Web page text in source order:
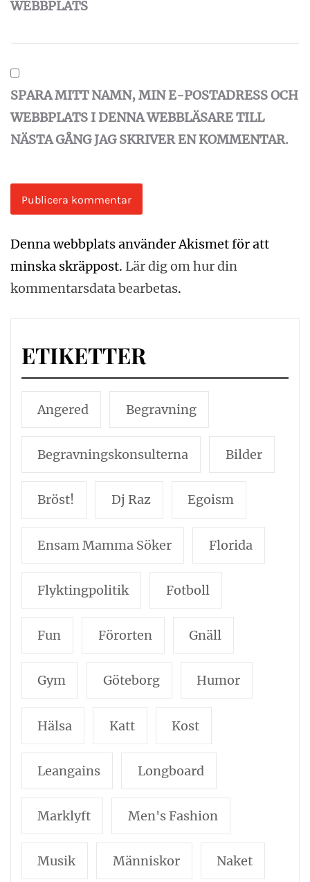
WEBBPLATS
SPARA MITT NAMN, MIN E-POSTADRESS OCH
WEBBPLATS I DENNA WEBBLÄSARE TILL
NÄSTA GÅNG JAG SKRIVER EN KOMMENTAR.
Denna webbplats använder Akismet för att
minska skräppost. Lär dig om hur din
kommentarsdata bearbetas.
ETIKETTER
Angered Begravning
Begravningskonsulterna Bilder
Bröst! Dj Raz Egoism
Ensam Mamma Söker Florida
Flyktingpolitik Fotboll
Fun Förorten Gnäll
Gym Göteborg Humor
Hälsa Katt Kost
Leangains Longboard
Marklyft Men's Fashion
Musik Människor Naket